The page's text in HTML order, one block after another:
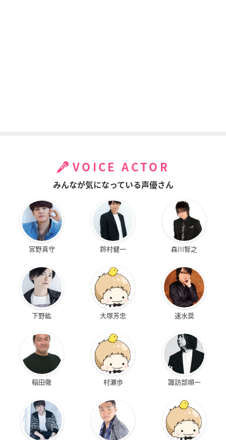
VOICE ACTOR
みんなが気になっている声優さん
宮野真守 鈴村健一 森川智之
下野紘 大塚芳忠 速水奨
稲田徹 村瀬歩 諏訪部順一